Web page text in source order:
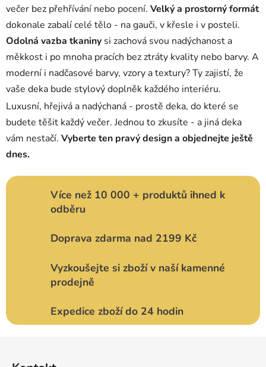
večer bez přehřívání nebo pocení. Velký a prostorný formát
dokonale zabalí celé tělo - na gauči, v křesle i v posteli.
Odolná vazba tkaniny si zachová svou nadýchanost a
měkkost i po mnoha pracích bez ztráty kvality nebo barvy. A
moderní i nadčasové barvy, vzory a textury? Ty zajistí, že
vaše deka bude stylový doplněk každého interiéru.
Luxusní, hřejivá a nadýchaná - prostě deka, do které se
budete těšit každý večer. Jednou to zkusíte - a jiná deka
vám nestačí. Vyberte ten pravý design a objednejte ještě
dnes.
Více než 10 000 + produktů ihned k
odběru
Doprava zdarma nad 2199 Kč
Vyzkoušejte si zboží v naší kamenné
prodejně
Expedice zboží do 24 hodin